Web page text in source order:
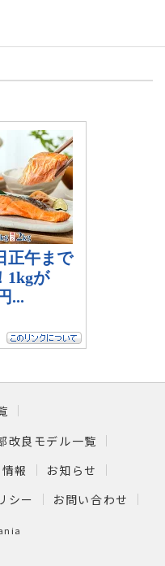
改良モデル一覧
報
お知らせ
シー お問い合わせ